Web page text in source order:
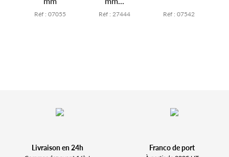
Réf : 07055 Réf : 27444 Réf : 07542
Livraison en 24h Franco de port